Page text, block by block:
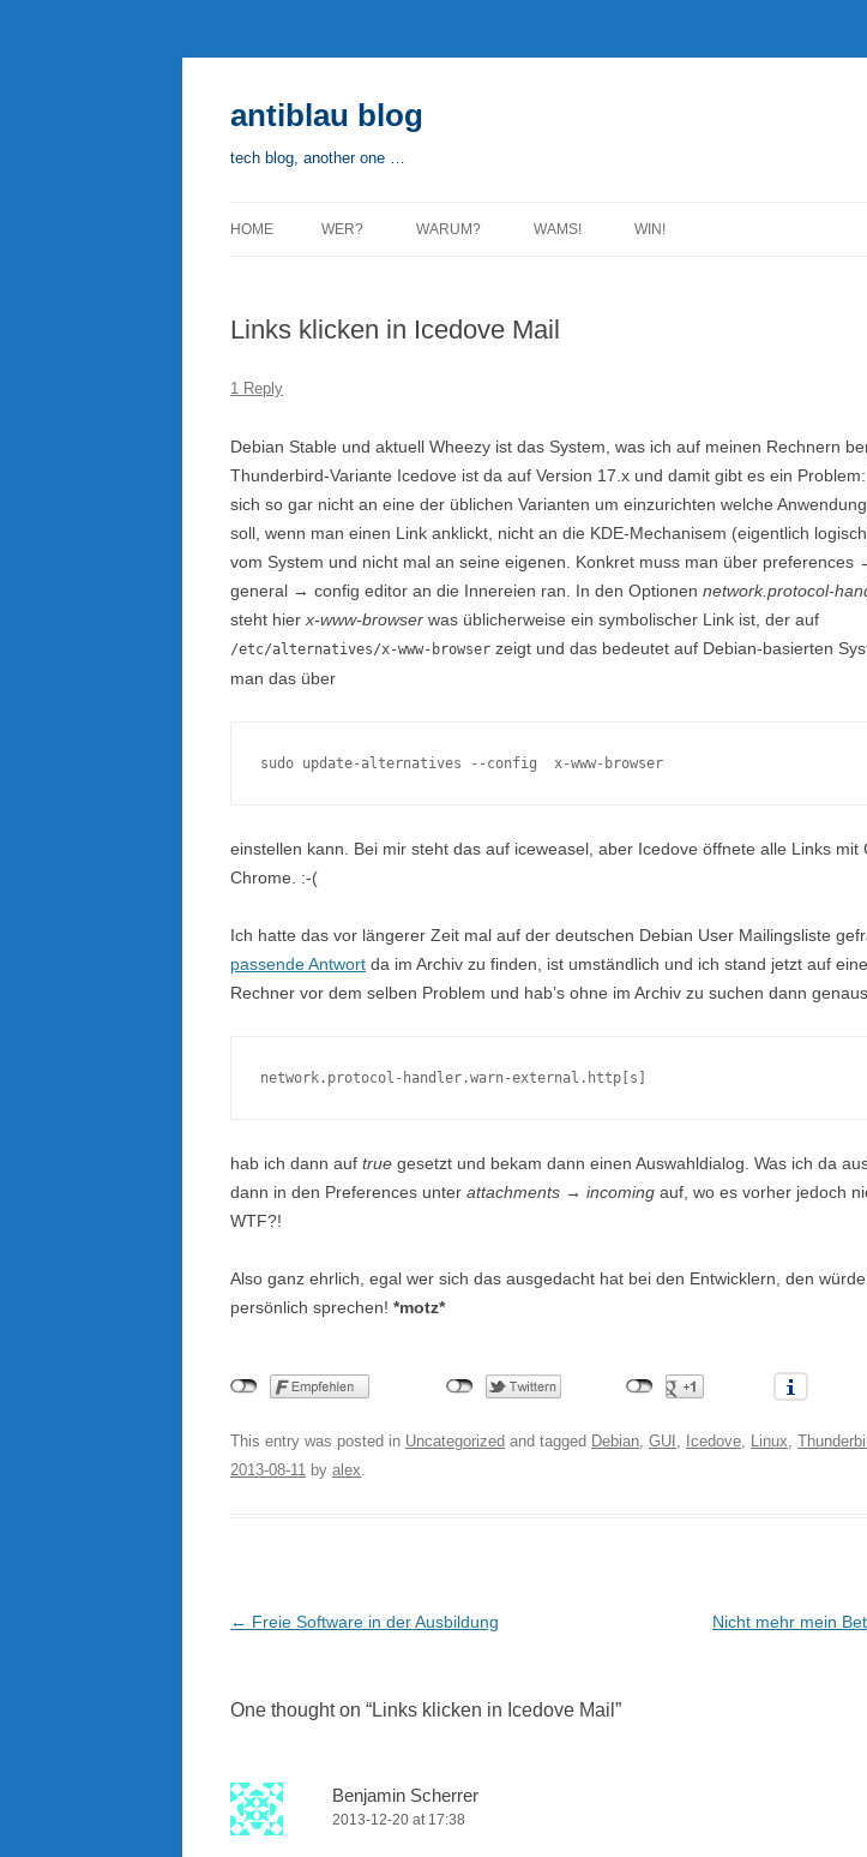
antiblau blog
tech blog, another one …
HOME WER? WARUM? WAMS! WIN!
Links klicken in Icedove Mail
1 Reply
Debian Stable und aktuell Wheezy ist das System, was ich auf meinen Rechnern
Thunderbird-Variante Icedove ist da auf Version 17.x und damit gibt es ein
sich so gar nicht an eine der üblichen Varianten um einzurichten welche
soll, wenn man einen Link anklickt, nicht an die KDE-Mechanisem (eigentlich
vom System und nicht mal an seine eigenen. Konkret muss man über
general → config editor an die Innereien ran. In den Optionen network.protocol-
steht hier x-www-browser was üblicherweise ein symbolischer Link ist, der auf
/etc/alternatives/x-www-browser zeigt und das bedeutet auf Debian-basierten
man das über
sudo update-alternatives --config  x-www-browser
einstellen kann. Bei mir steht das auf iceweasel, aber Icedove öffnete alle Links mit
Chrome. :-(
Ich hatte das vor längerer Zeit mal auf der deutschen Debian User Mailingsliste
passende Antwort da im Archiv zu finden, ist umständlich und ich stand jetzt auf
Rechner vor dem selben Problem und hab’s ohne im Archiv zu suchen dann
network.protocol-handler.warn-external.http[s]
hab ich dann auf true gesetzt und bekam dann einen Auswahldialog. Was ich da
dann in den Preferences unter attachments → incoming auf, wo es vorher jedoch
WTF?!
Also ganz ehrlich, egal wer sich das ausgedacht hat bei den Entwicklern, den
persönlich sprechen! *motz*
This entry was posted in Uncategorized and tagged Debian, GUI , Icedove, Linux,
2013-08-11 by alex.
Post
← Freie Software in der Ausbildung Nicht mehr mein
One thought on “Links klicken in Icedove Mail ”
Benjamin Scherrer
2013-12-20 at 17:38